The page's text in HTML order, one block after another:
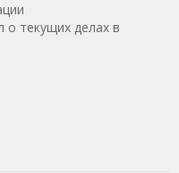
о текущих делах в